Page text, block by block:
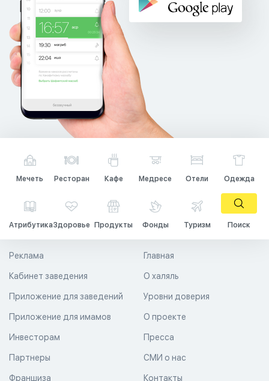
Мечеть Ресторан Кафе Медресе Отели Одежда
АтрибутикаЗдоровье Продукты Фонды Туризм Поиск
Главная
О халяль
Уровни доверия
Реклама
Кабинет заведения
Приложение для заведений
Приложение для имамов О проекте
Пресса
СМИ о нас
Контакты
Инвесторам
Партнеры
Франшиза